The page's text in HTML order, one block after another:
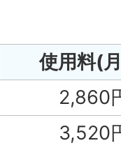
使用料(
2,860
3,520